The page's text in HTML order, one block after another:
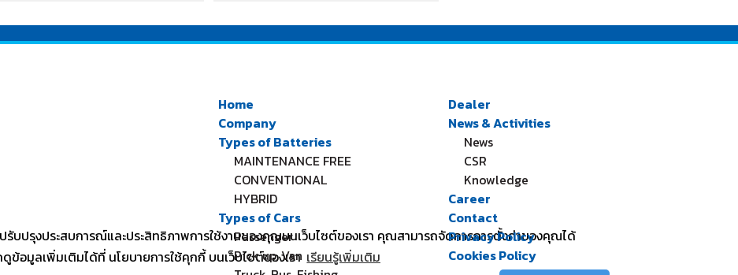
รับปรุงประสบการณ์และประสิทธิภาพการใช้งานของคุณบนเว็บไซต์ของเรา คุณสามารถจัดการการตั้งค่าของคุณได้
อมูลเพิ่มเติมได้ที่ นโยบายการใช้คุกกี้ บนเว็บไซต์ของเรา เรียนรู้เพิ่มเติม
Home
Company
Types of Batteries
MAINTENANCE FREE
CONVENTIONAL
HYBRID
Types of Cars
Passenger
Pick up, Van
Dealer
News & Activities
News
CSR
Knowledge
Career
Contact
Privacy Policy
Cookies Policy